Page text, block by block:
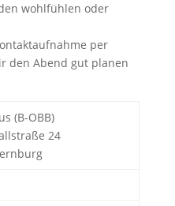
wohlfühlen oder
per
den Abend gut planen
(B-OBB)
24